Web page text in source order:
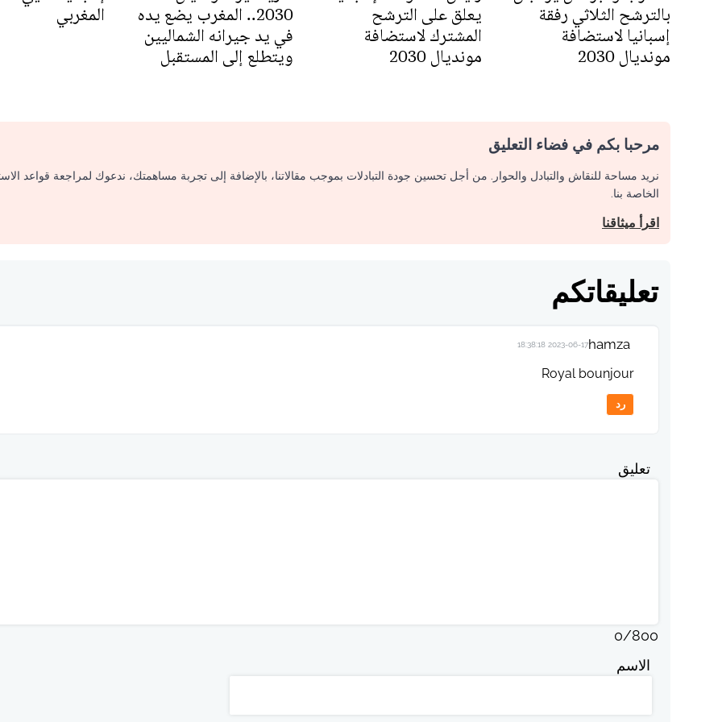
بالترشح الثلاثي رفقة
إسبانيا لاستضافة
مونديال 2030
يعلق على الترشح
المشترك لاستضافة
مونديال 2030
2030.. المغرب يضع يده
في يد جيرانه الشماليين
ويتطلع إلى المستقبل
المغربي
مرحبا بكم في فضاء التعليق
نريد مساحة للنقاش والتبادل والحوار. من أجل تحسين جودة التبادلات بموجب مقالاتنا، بالإضافة إلى تجربة مساهمتك، ندعوك لمراجعة قواعد
الخاصة بنا.
اقرأ ميثاقنا
تعليقاتكم
hamza
2023-06-17 18:38:18
Royal bounjour
رد
تعليق
0/800
الاسم